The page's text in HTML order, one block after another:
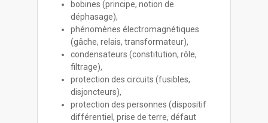
bobines (principe, notion de
déphasage),
phénomènes électromagnétiques
(gâche, relais, transformateur),
condensateurs (constitution, rôle,
filtrage),
protection des circuits (fusibles,
disjoncteurs),
protection des personnes (dispositif
différentiel, prise de terre, défaut